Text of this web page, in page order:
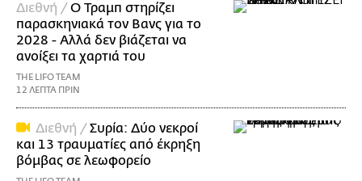
Διεθνή /Ο Τραμπ στηρίζει
παρασκηνιακά τον Βανς για το
2028 - Αλλά δεν βιάζεται να
ανοίξει τα χαρτιά του
THE LIFO TEAM
12 ΛΕΠΤΑ ΠΡΙΝ
Διεθνή /Συρία: Δύο νεκροί
και 13 τραυματίες από έκρηξη
βόμβας σε λεωφορείο